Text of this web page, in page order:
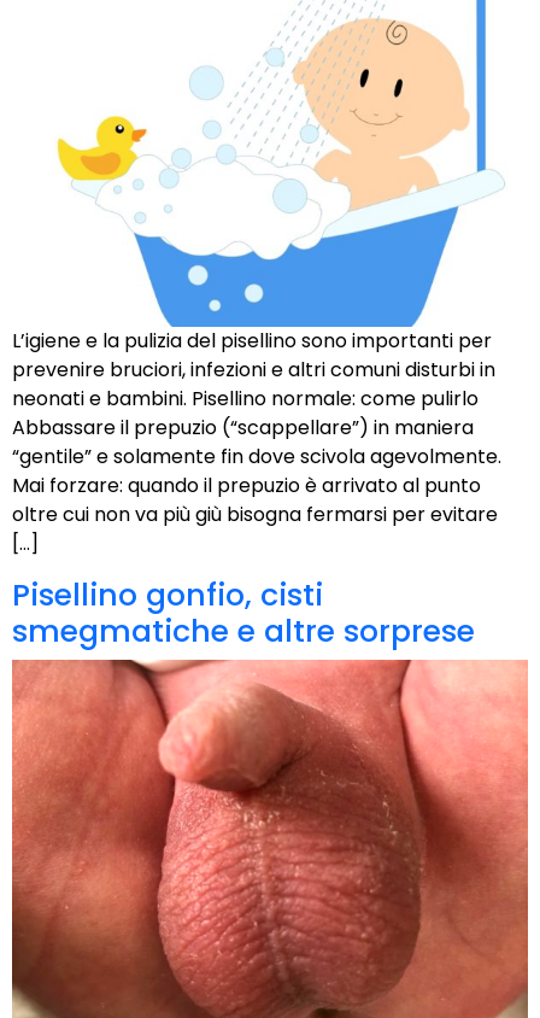
L’igiene e la pulizia del pisellino sono importanti per
prevenire bruciori, infezioni e altri comuni disturbi in
neonati e bambini. Pisellino normale: come pulirlo
Abbassare il prepuzio (“scappellare”) in maniera
“gentile” e solamente fin dove scivola agevolmente.
Mai forzare: quando il prepuzio è arrivato al punto
oltre cui non va più giù bisogna fermarsi per evitare
[…]
Pisellino gonfio, cisti
smegmatiche e altre sorprese